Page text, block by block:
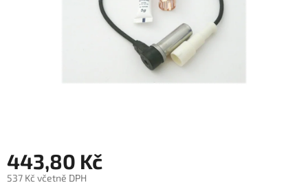
443,80 Kč
537 Kč včetně DPH